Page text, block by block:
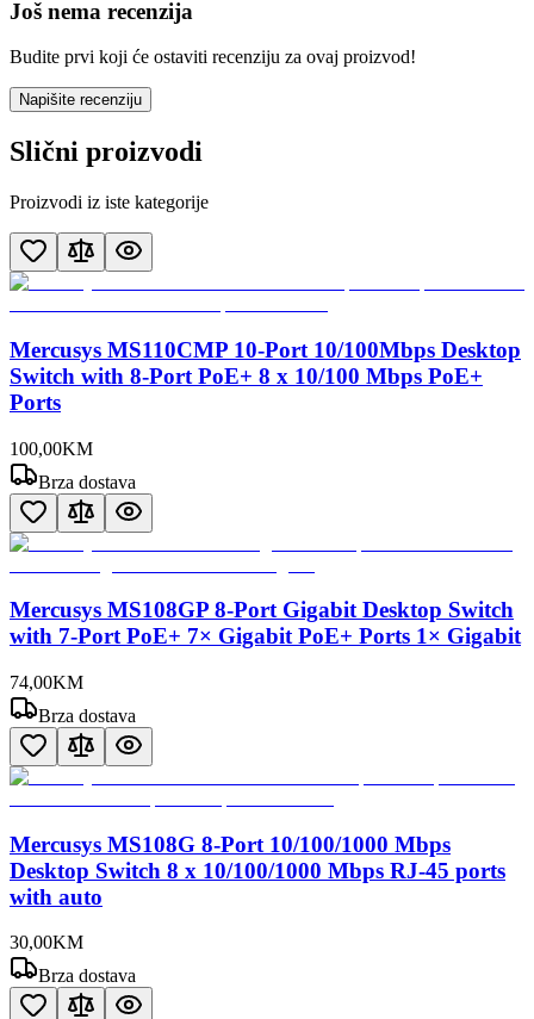
Još nema recenzija
Budite prvi koji će ostaviti recenziju za ovaj proizvod!
Napišite recenziju
Slični proizvodi
Proizvodi iz iste kategorije
Mercusys MS110CMP 10-Port 10/100Mbps Desktop
Switch with 8-Port PoE+ 8 x 10/100 Mbps PoE+
Ports
100,00KM
Brza dostava
Mercusys MS108GP 8-Port Gigabit Desktop Switch
with 7-Port PoE+ 7× Gigabit PoE+ Ports 1× Gigabit
74,00KM
Brza dostava
Mercusys MS108G 8-Port 10/100/1000 Mbps
Desktop Switch 8 x 10/100/1000 Mbps RJ-45 ports
with auto
30,00KM
Brza dostava